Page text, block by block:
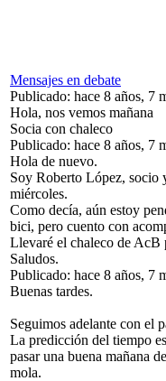
Mensajes en debate
Publicado: hace 8 años, 7
Hola, nos vemos mañana
Socia con chaleco
Publicado: hace 8 años, 7
Hola de nuevo.
Soy Roberto López, socio
miércoles.
Como decía, aún estoy
bici, pero cuento con
Llevaré el chaleco de AcB
Saludos.
Publicado: hace 8 años, 7
Buenas tardes.
Seguimos adelante con el
La predicción del tiempo
pasar una buena mañana
mola.